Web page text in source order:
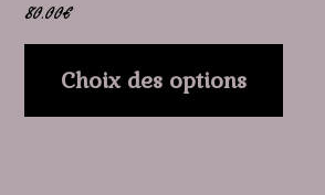
80.00€
Choix des options
produit